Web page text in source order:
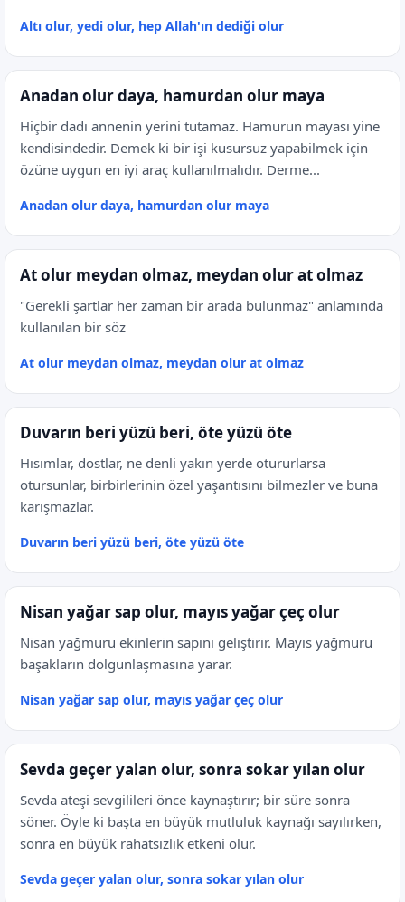
Altı olur, yedi olur, hep Allah'ın dediği olur
Anadan olur daya, hamurdan olur maya
Hiçbir dadı annenin yerini tutamaz. Hamurun mayası yine
kendisindedir. Demek ki bir işi kusursuz yapabilmek için
özüne uygun en iyi araç kullanılmalıdır. Derme...
Anadan olur daya, hamurdan olur maya
At olur meydan olmaz, meydan olur at olmaz
"Gerekli şartlar her zaman bir arada bulunmaz" anlamında
kullanılan bir söz
At olur meydan olmaz, meydan olur at olmaz
Duvarın beri yüzü beri, öte yüzü öte
Hısımlar, dostlar, ne denli yakın yerde otururlarsa
otursunlar, birbirlerinin özel yaşantısını bilmezler ve buna
karışmazlar.
Duvarın beri yüzü beri, öte yüzü öte
Nisan yağar sap olur, mayıs yağar çeç olur
Nisan yağmuru ekinlerin sapını geliştirir. Mayıs yağmuru
başakların dolgunlaşmasına yarar.
Nisan yağar sap olur, mayıs yağar çeç olur
Sevda geçer yalan olur, sonra sokar yılan olur
Sevda ateşi sevgilileri önce kaynaştırır; bir süre sonra
söner. Öyle ki başta en büyük mutluluk kaynağı sayılırken,
sonra en büyük rahatsızlık etkeni olur.
Sevda geçer yalan olur, sonra sokar yılan olur